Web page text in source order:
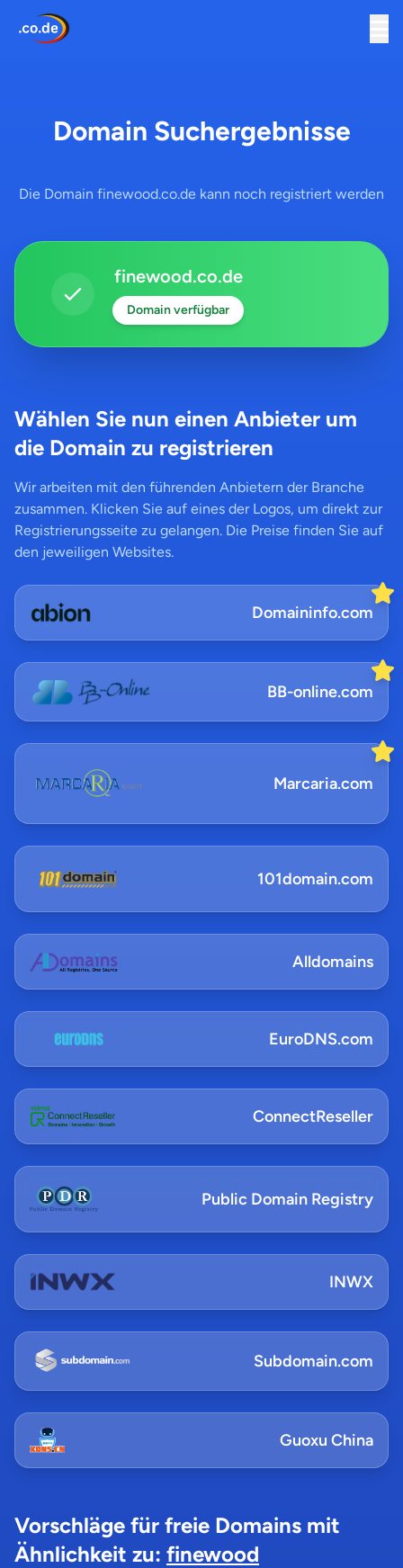
Domain Suchergebnisse
Die Domain finewood.co.de kann noch registriert werden
finewood.co.de
Domain verfügbar
Wählen Sie nun einen Anbieter um
die Domain zu registrieren
Wir arbeiten mit den führenden Anbietern der Branche
zusammen. Klicken Sie auf eines der Logos, um direkt zur
Registrierungsseite zu gelangen. Die Preise finden Sie auf
den jeweiligen Websites.
Domaininfo.com
BB-online.com
Marcaria.com
101domain.com
Alldomains
EuroDNS.com
ConnectReseller
Public Domain Registry
INWX
Subdomain.com
Guoxu China
Vorschläge für freie Domains mit
Ähnlichkeit zu: finewood